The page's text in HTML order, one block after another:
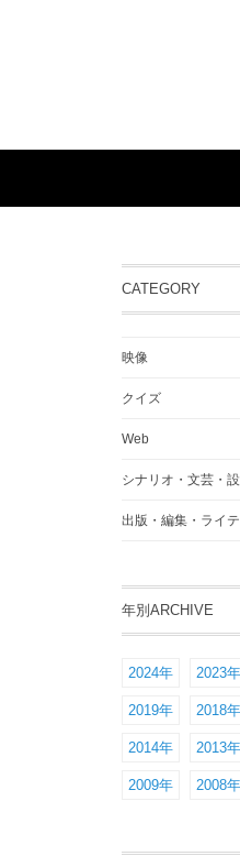
CATEGORY
映像
クイズ
Web
シナリオ・文芸・
出版・編集・ライ
年別ARCHIVE
2024年 2023年
2019年 2018年
2014年 2013年
2009年 2008年